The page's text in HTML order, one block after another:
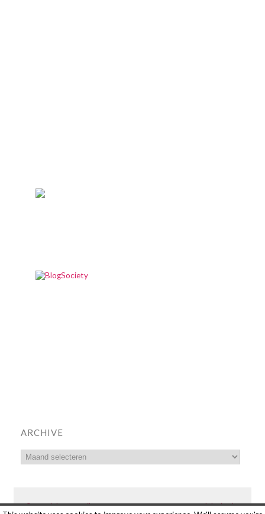
ARCHIVE
© copyright Tasty Nilou's 2014SITEMAPDISCLAIMERwebdesign by